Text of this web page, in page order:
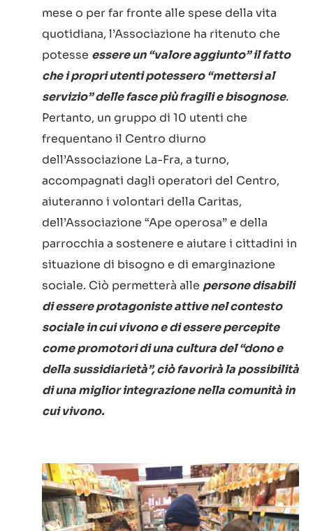
mese o per far fronte alle spese della vita
quotidiana, l’Associazione ha ritenuto che
potesse essere un “valore aggiunto” il fatto
che i propri utenti potessero “mettersi al
servizio” delle fasce più fragili e bisognose.
Pertanto, un gruppo di 10 utenti che
frequentano il Centro diurno
dell’Associazione La-Fra, a turno,
accompagnati dagli operatori del Centro,
aiuteranno i volontari della Caritas,
dell’Associazione “Ape operosa” e della
parrocchia a sostenere e aiutare i cittadini in
situazione di bisogno e di emarginazione
sociale. Ciò permetterà alle persone disabili
di essere protagoniste attive nel contesto
sociale in cui vivono e di essere percepite
come promotori di una cultura del “dono e
della sussidiarietà”, ciò favorirà la possibilità
di una miglior integrazione nella comunità in
cui vivono.